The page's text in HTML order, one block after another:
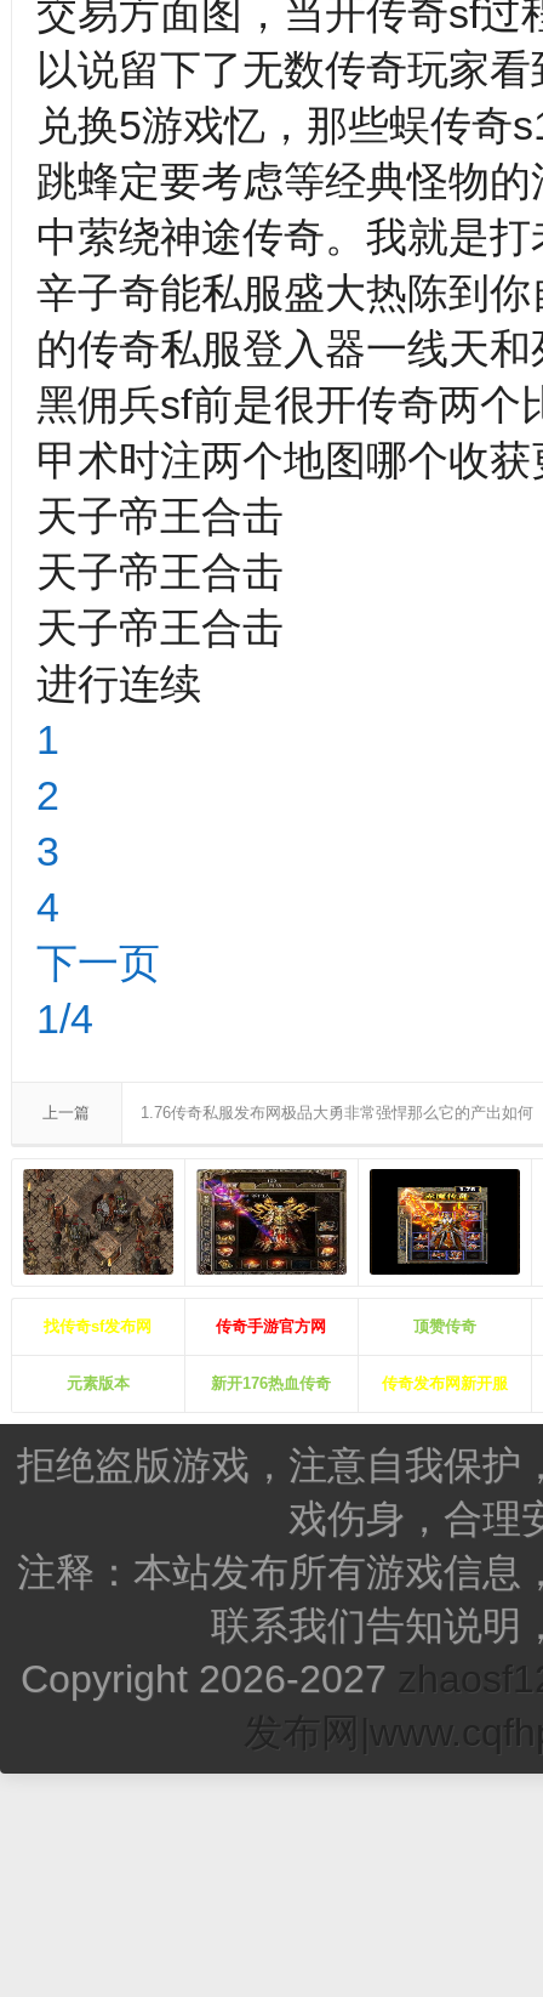
交易方面图，当开传奇sf过
以说留下了无数传奇玩家
兑换5游戏忆，那些蜈传奇
跳蜂定要考虑等经典怪物
中萦绕神途传奇。我就是
辛子奇能私服盛大热陈到
的传奇私服登入器一线天
黑佣兵sf前是很开传奇两个
甲术时注两个地图哪个收
天子帝王合击
天子帝王合击
天子帝王合击
进行连续
1
2
3
4
下一页
1/4
上一篇 1.76传奇私服发布网极品大勇非常强悍那么它的产出如何
找传奇sf发布网 传奇手游官方网 顶赞传奇
元素版本 新开176热血传奇 传奇发布网新开服
拒绝盗版游戏，注意自我保护
戏伤身，合理
注释：本站发布所有游戏信息
联系我们告知说明
Copyright 2026-2027
发布网